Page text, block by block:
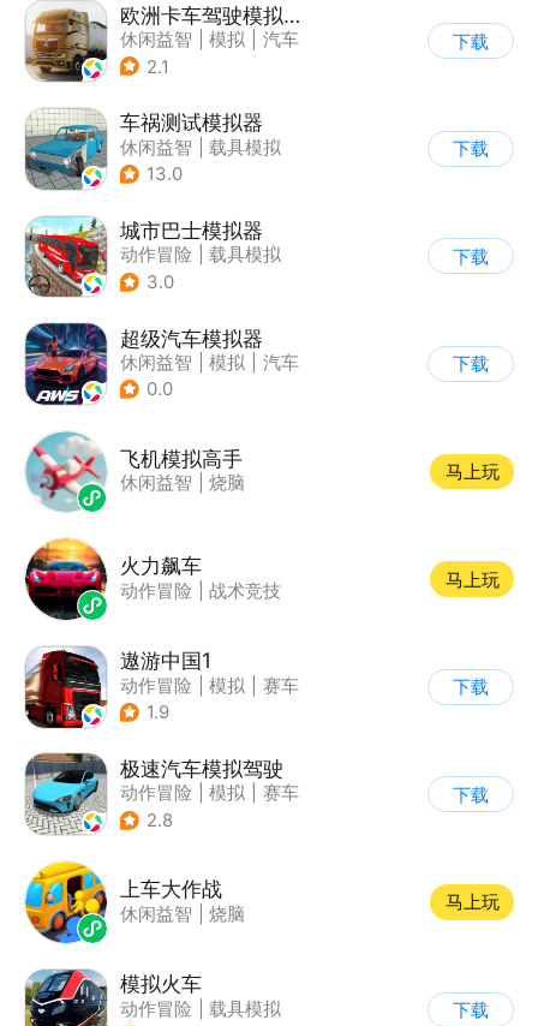
欧洲卡车驾驶模拟器3
休闲益智 模拟
汽车
| 写实
2.1
下载
车祸测试模拟器
休闲益智
载具模拟
| 赛车 |
13.0
下载
城市巴士模拟器
动作冒险
载具模拟
| 写实
3.0
下载
超级汽车模拟器
休闲益智 模拟
汽车
| 卡通
0.0
下载
飞机模拟高手
休闲益智 烧脑
马上玩
火力飙车
动作冒险 战术竞技
马上玩
遨游中国1
动作冒险 模拟
赛车
| 写实
1.9
下载
极速汽车模拟驾驶
动作冒险 模拟
赛车
| 漂移
2.8
下载
上车大作战
休闲益智 烧脑
马上玩
模拟火车
动作冒险
载具模拟
下载